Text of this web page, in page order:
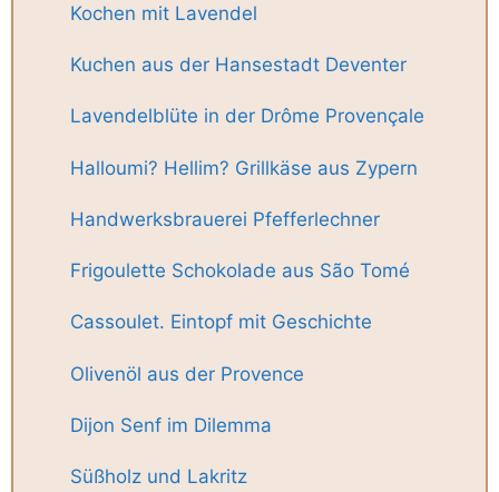
Kochen mit Lavendel
Kuchen aus der Hansestadt Deventer
Lavendelblüte in der Drôme Provençale
Halloumi? Hellim? Grillkäse aus Zypern
Handwerksbrauerei Pfefferlechner
Frigoulette Schokolade aus São Tomé
Cassoulet. Eintopf mit Geschichte
Olivenöl aus der Provence
Dijon Senf im Dilemma
Süßholz und Lakritz